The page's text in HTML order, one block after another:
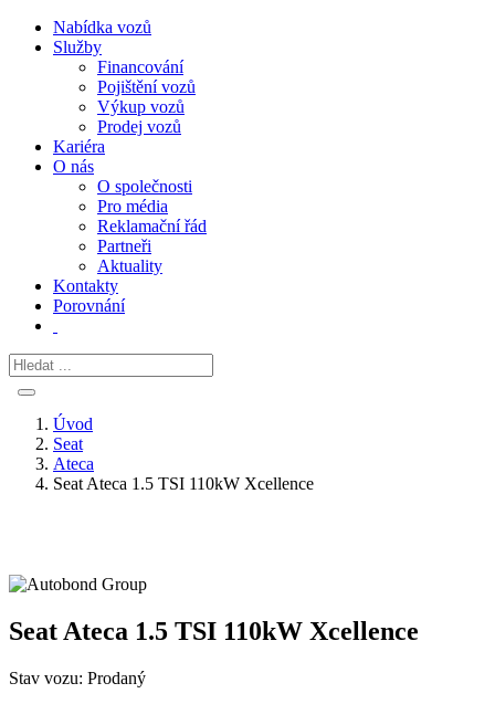
Nabídka vozů
Služby
Financování
Pojištění vozů
Výkup vozů
Prodej vozů
Kariéra
O nás
O společnosti
Pro média
Reklamační řád
Partneři
Aktuality
Kontakty
Porovnání
Úvod
Seat
Ateca
Seat Ateca 1.5 TSI 110kW Xcellence
Seat Ateca 1.5 TSI 110kW Xcellence
Stav vozu: Prodaný